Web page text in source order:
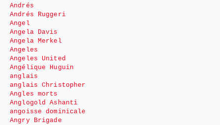
Andrés
Andrés Ruggeri
Angel
Angela Davis
Angela Merkel
Angeles
Angeles United
Angélique Huguin
anglais
anglais Christopher
Angles morts
Anglogold Ashanti
angoisse dominicale
Angry Brigade